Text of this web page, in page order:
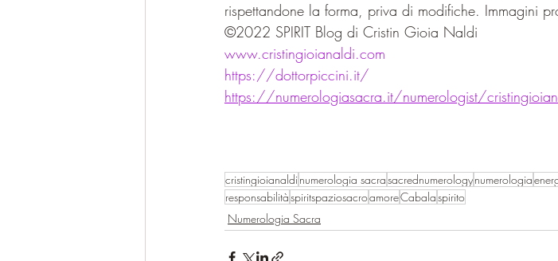
rispettandone la forma, priva di modifiche. Immagini
©2022 SPIRIT Blog di Cristin Gioia Naldi
www.cristingioianaldi.com
https://dottorpiccini.it/
https://numerologiasacra.it/numerologist/
cristingioianaldinumerologia sacrasacrednumerologynumerologia
responsabilitàspiritspaziosacroamoreCabalaspirito
Numerologia Sacra